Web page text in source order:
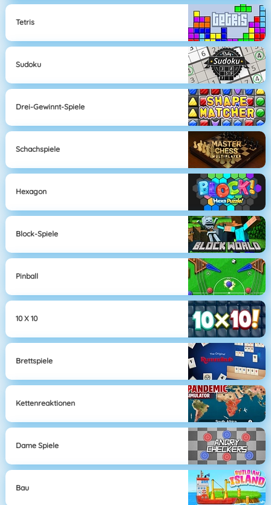
Tetris
Sudoku
Drei-Gewinnt-Spiele
Schachspiele
Hexagon
Block-Spiele
Pinball
10 X 10
Brettspiele
Kettenreaktionen
Dame Spiele
Bau